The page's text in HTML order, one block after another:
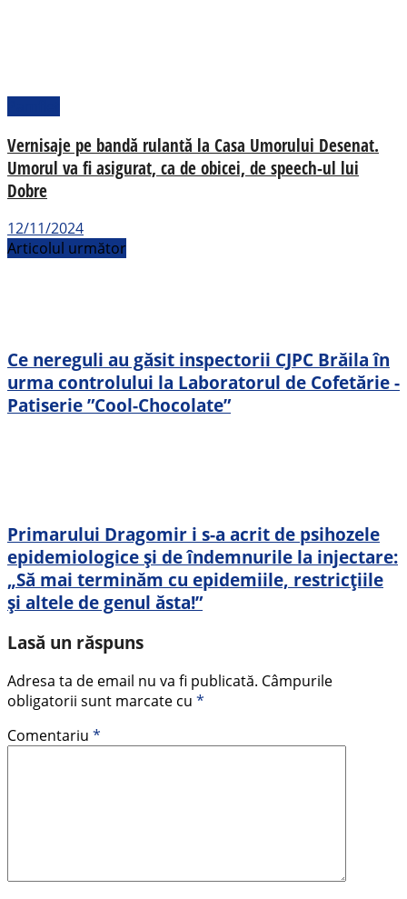
Vernisaje pe bandă rulantă la Casa Umorului Desenat.
Umorul va fi asigurat, ca de obicei, de speech-ul lui
Dobre
12/11/2024
Articolul următor
Ce nereguli au găsit inspectorii CJPC Brăila în
urma controlului la Laboratorul de Cofetărie -
Patiserie ”Cool-Chocolate”
Primarului Dragomir i s-a acrit de psihozele
epidemiologice și de îndemnurile la injectare:
„Să mai terminăm cu epidemiile, restricțiile
și altele de genul ăsta!”
Lasă un răspuns
Adresa ta de email nu va fi publicată. Câmpurile
obligatorii sunt marcate cu *
Comentariu *